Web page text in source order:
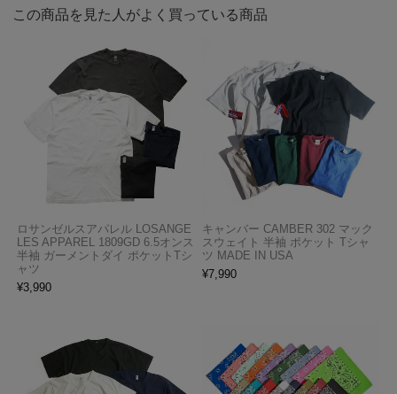
この商品を見た人がよく買っている商品
ロサンゼルスアパレル LOSANGE
LES APPAREL 1809GD 6.5オンス
半袖 ガーメントダイ ポケットTシ
ャツ
¥3,990
キャンバー CAMBER 302 マック
スウェイト 半袖 ポケット Tシャ
ツ MADE IN USA
¥7,990